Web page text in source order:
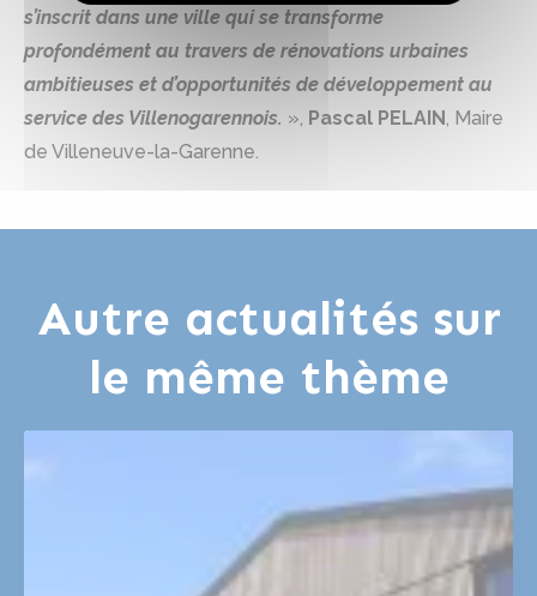
s’inscrit dans une ville qui se transforme
profondément au travers de rénovations urbaines
ambitieuses et d’opportunités de développement au
service des Villenogarennois. », Pascal PELAIN, Maire
de Villeneuve-la-Garenne.
Autre actualités sur
le même thème